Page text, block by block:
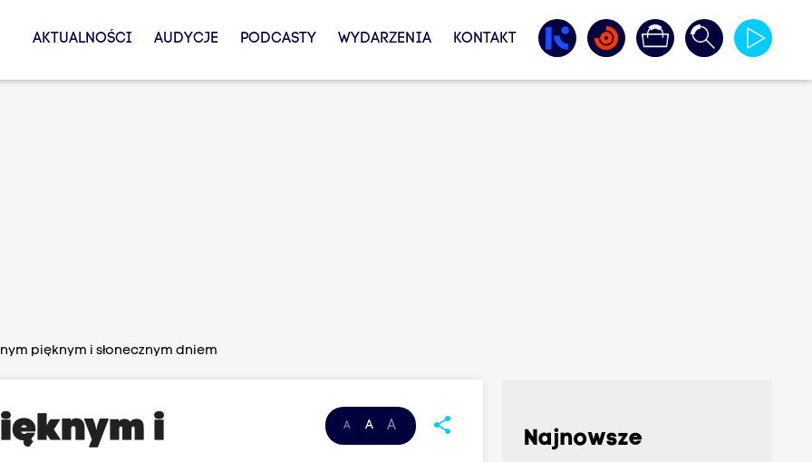
AKTUALNOŚCI AUDYCJE PODCASTY WYDARZENIA KONTAKT
pięknym i słonecznym dniem
A A A share
i
Najnowsze